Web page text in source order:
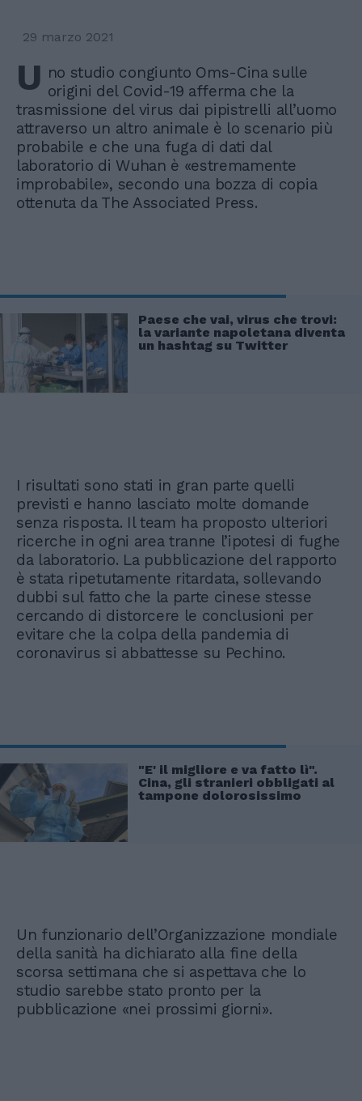
29 marzo 2021
U no studio congiunto Oms-Cina sulle
origini del Covid-19 afferma che la
trasmissione del virus dai pipistrelli all’uomo
attraverso un altro animale è lo scenario più
probabile e che una fuga di dati dal
laboratorio di Wuhan è «estremamente
improbabile», secondo una bozza di copia
ottenuta da The Associated Press.
Paese che vai, virus che trovi:
la variante napoletana diventa
un hashtag su Twitter
I risultati sono stati in gran parte quelli
previsti e hanno lasciato molte domande
senza risposta. Il team ha proposto ulteriori
ricerche in ogni area tranne l’ipotesi di fughe
da laboratorio. La pubblicazione del rapporto
è stata ripetutamente ritardata, sollevando
dubbi sul fatto che la parte cinese stesse
cercando di distorcere le conclusioni per
evitare che la colpa della pandemia di
coronavirus si abbattesse su Pechino.
"E' il migliore e va fatto lì".
Cina, gli stranieri obbligati al
tampone dolorosissimo
Un funzionario dell’Organizzazione mondiale
della sanità ha dichiarato alla fine della
scorsa settimana che si aspettava che lo
studio sarebbe stato pronto per la
pubblicazione «nei prossimi giorni».